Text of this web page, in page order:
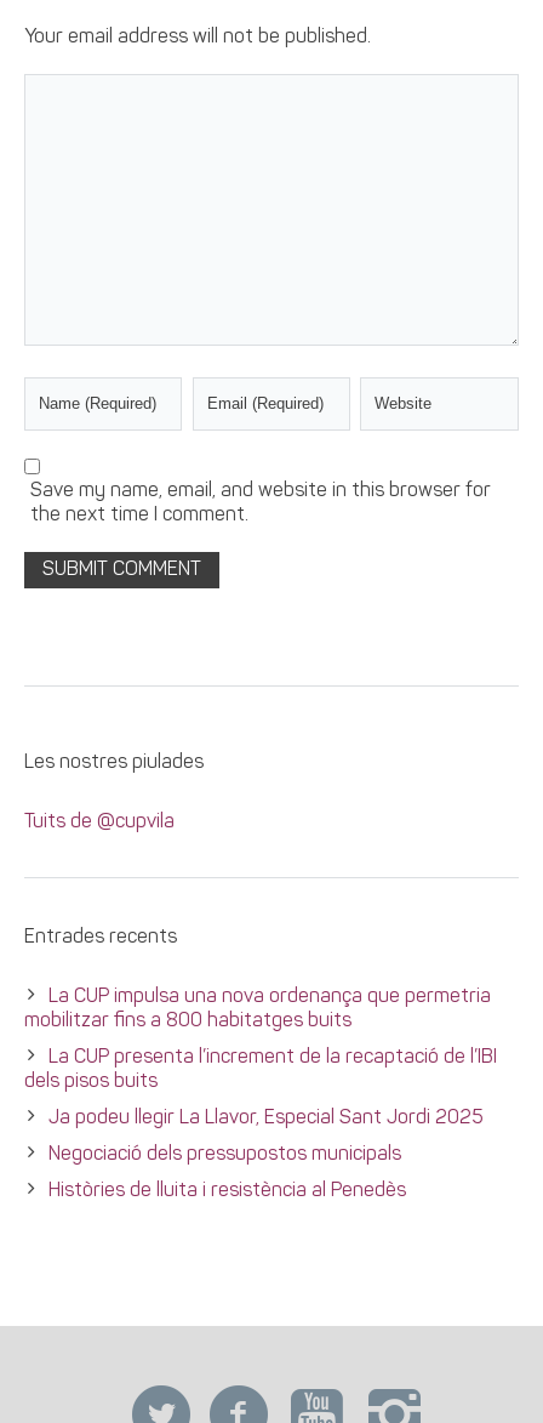
Your email address will not be published.
Save my name, email, and website in this browser for
the next time I comment.
Les nostres piulades
Tuits de @cupvila
Entrades recents
La CUP impulsa una nova ordenança que permetria
mobilitzar fins a 800 habitatges buits
La CUP presenta l’increment de la recaptació de l’IBI
dels pisos buits
Ja podeu llegir La Llavor, Especial Sant Jordi 2025
Negociació dels pressupostos municipals
Històries de lluita i resistència al Penedès